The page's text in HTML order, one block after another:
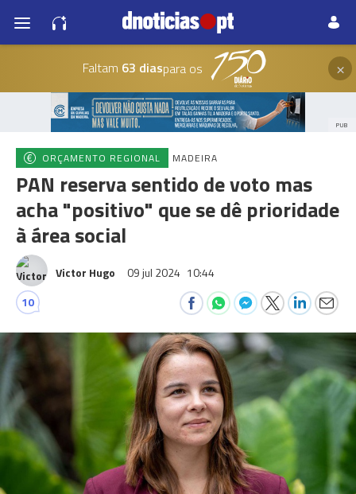
Faltam 63 diaspara os ×
PUB
ORÇAMENTO REGIONAL MADEIRA
PAN reserva sentido de voto mas
acha "positivo" que se dê prioridade
à área social
Victor Hugo 09 jul 2024 10:44
10